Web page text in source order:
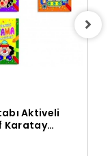
Ekle
Aktiveli
Karatay